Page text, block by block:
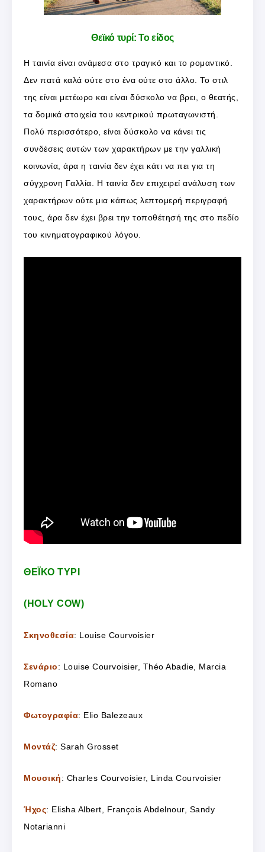
Θεϊκό τυρί: Το είδος
Η ταινία είναι ανάμεσα στο τραγικό και το ρομαντικό.
Δεν πατά καλά ούτε στο ένα ούτε στο άλλο. Το στιλ
της είναι μετέωρο και είναι δύσκολο να βρει, ο θεατής,
τα δομικά στοιχεία του κεντρικού πρωταγωνιστή.
Πολύ περισσότερο, είναι δύσκολο να κάνει τις
συνδέσεις αυτών των χαρακτήρων με την γαλλική
κοινωνία, άρα η ταινία δεν έχει κάτι να πει για τη
σύγχρονη Γαλλία. Η ταινία δεν επιχειρεί ανάλυση των
χαρακτήρων ούτε μια κάπως λεπτομερή περιγραφή
τους, άρα δεν έχει βρει την τοποθέτησή της στο πεδίο
του κινηματογραφικού λόγου.
ΘΕΪΚΟ ΤΥΡΙ
(HOLY COW)
Σκηνοθεσία: Louise Courvoisier
Σενάριο: Louise Courvoisier, Théo Abadie, Marcia
Romano
Φωτογραφία: Elio Balezeaux
Μοντάζ: Sarah Grosset
Μουσική: Charles Courvoisier, Linda Courvoisier
Ήχος: Elisha Albert, François Abdelnour, Sandy
Notarianni